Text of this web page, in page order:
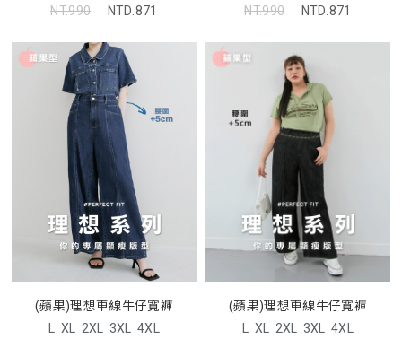
NT.990
NTD.871
NT.990
NTD.871
(蘋果)理想車線牛仔寬褲
L XL 2XL 3XL 4XL
(蘋果)理想車線牛仔寬褲
L XL 2XL 3XL 4XL